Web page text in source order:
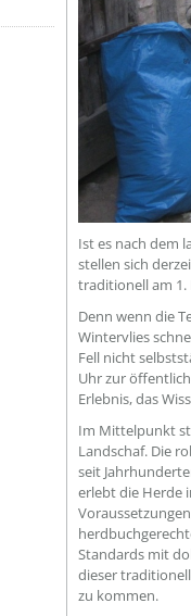
Ist es nach dem
stellen sich
traditionell am 1.
Denn wenn die
Wintervlies
Fell nicht
Uhr zur
Erlebnis, das
Im Mittelpunkt
Landschaf. Die
seit
erlebt die Herde
Standards mit
dieser
zu kommen.